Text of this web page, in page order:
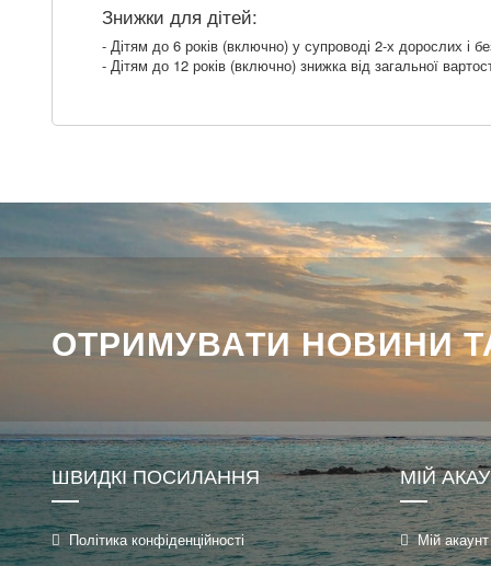
Знижки для дітей:
- Дітям до 6 років (включно) у супроводі 2-х дорослих і
- Дітям до 12 років (включно) знижка від загальної
ОТРИМУВАТИ НОВИНИ
ШВИДКІ ПОСИЛАННЯ
Політика конфіденційності
МІЙ
Мій акаунт